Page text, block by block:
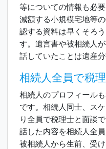
等についての情報も必
減額する小規模宅地等
認する資料は早くそろ
す。遺言書や被相続人
話していたことは遺産分
相続人全員で税
相続人のプロフィール
です。相続人同士、ス
り全員で税理士と面談
話した内容を相続人全
被相続人から生前、受